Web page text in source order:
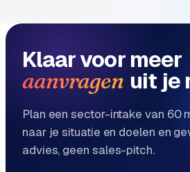
t
a
r
k
t
i
n
Klaar voor meer
aanvragen uit je
Plan een sector-intake van 60
naar je situatie en doelen en
advies, geen sales-pitch.